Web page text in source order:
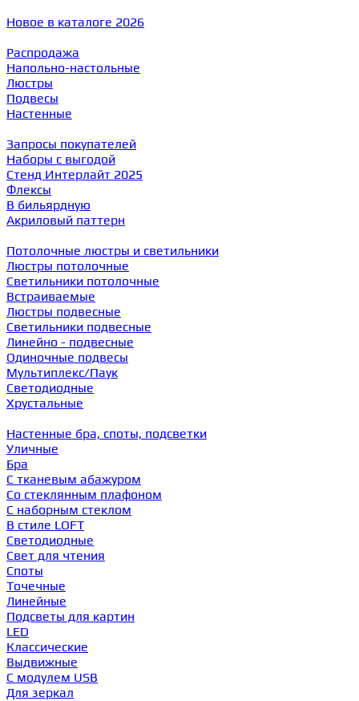
Новое в каталоге 2026
Распродажа
Напольно-настольные
Люстры
Подвесы
Настенные
Запросы покупателей
Наборы с выгодой
Стенд Интерлайт 2025
Флексы
В бильярдную
Акриловый паттерн
Потолочные люстры и светильники
Люстры потолочные
Светильники потолочные
Встраиваемые
Люстры подвесные
Светильники подвесные
Линейно - подвесные
Одиночные подвесы
Мультиплекс/Паук
Светодиодные
Хрустальные
Настенные бра, споты, подсветки
Уличные
Бра
С тканевым абажуром
Со стеклянным плафоном
С наборным стеклом
В стиле LOFT
Светодиодные
Свет для чтения
Споты
Точечные
Линейные
Подсветы для картин
LED
Классические
Выдвижные
С модулем USB
Для зеркал